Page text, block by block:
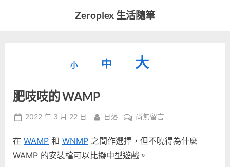
Zeroplex 生活隨筆
發
活
事
小
型
小。
中
重
型
大
小。
大
字
型
肥吱吱的 WAMP
Posted
2022 年 3 月 22 日 By
日落
在
吱
吱
尚無留言
在 WAMP 和 WNMP 之間作選擇，但不曉得為什麼
WAMP 的安裝檔可以比擬中型遊戲。